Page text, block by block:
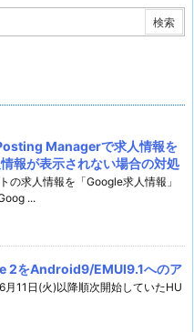
Managerで求人情報を
報が表示されない場合の対処
の求人情報を「Google求人情報」
...
2をAndroid9/EMUI9.1へのア
月11日(火)以降順次開始していたHU